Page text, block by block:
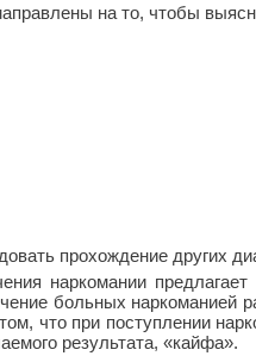
на то, чтобы
прохождение других
наркомании
больных наркоманией
что при поступлении
результата, «кайфа».